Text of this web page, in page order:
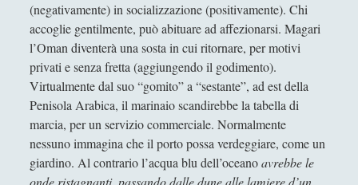
► Ironia
► Un Po’ Di Narrativa(7)
► Attualità(12)
► Azione Filosofica(4)
► Cinema e Serie (15)
► Collana di Scuola Filosofica(13)
(negativamente) in socializzazione (positivamente). Chi
accoglie gentilmente, può abituare ad affezionarsi. Magari
l’Oman diventerà una sosta in cui ritornare, per motivi
privati e senza fretta (aggiungendo il godimento).
Virtualmente dal suo “gomito” a “sestante”, ad est della
Penisola Arabica, il marinaio scandirebbe la tabella di
marcia, per un servizio commerciale. Normalmente
nessuno immagina che il porto possa verdeggiare, come un
giardino. Al contrario l’acqua blu dell’oceanoavrebbe le
onde ristagnanti, passando dalle dune alle lamiere d’un